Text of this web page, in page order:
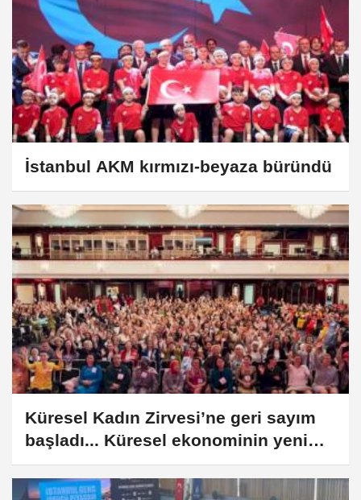
İstanbul AKM kırmızı-beyaza büründü
Küresel Kadın Zirvesi’ne geri sayım
başladı... Küresel ekonominin yeni
kuralları İstanbul’da yazılıyor